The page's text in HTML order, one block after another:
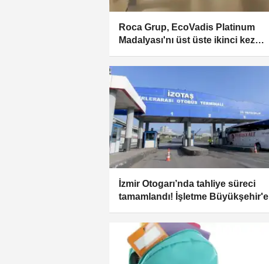
Roca Grup, EcoVadis Platinum
Madalyası'nı üst üste ikinci kez
İzmir Otogarı’nda tahliye süreci
tamamlandı! İşletme Büyükşehir'e